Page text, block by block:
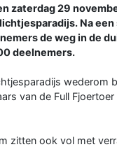
zaterdag 29
Na
de weg in de
deelnemers.
wederom
van de Full
zitten ook vol met